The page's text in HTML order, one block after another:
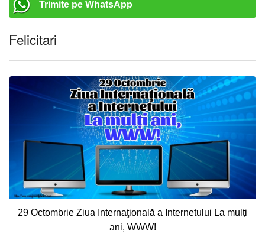
Trimite pe WhatsApp
Felicitari
29 Octombrie Ziua Internaţională a Internetului La mulți
ani, WWW!